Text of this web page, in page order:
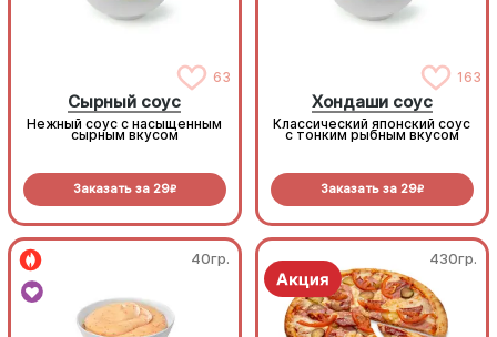
63
Сырный соус
Нежный соус с насыщенным
сырным вкусом
Заказать за 29R
163
Хондаши соус
Классический японский соус
с тонким рыбным вкусом
Заказать за 29R
40гр. 430гр.